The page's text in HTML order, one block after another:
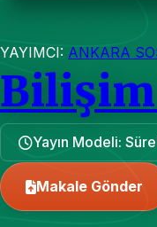
YAYIMCI: ANKARA
Yayın Modeli:
Makale Gönder